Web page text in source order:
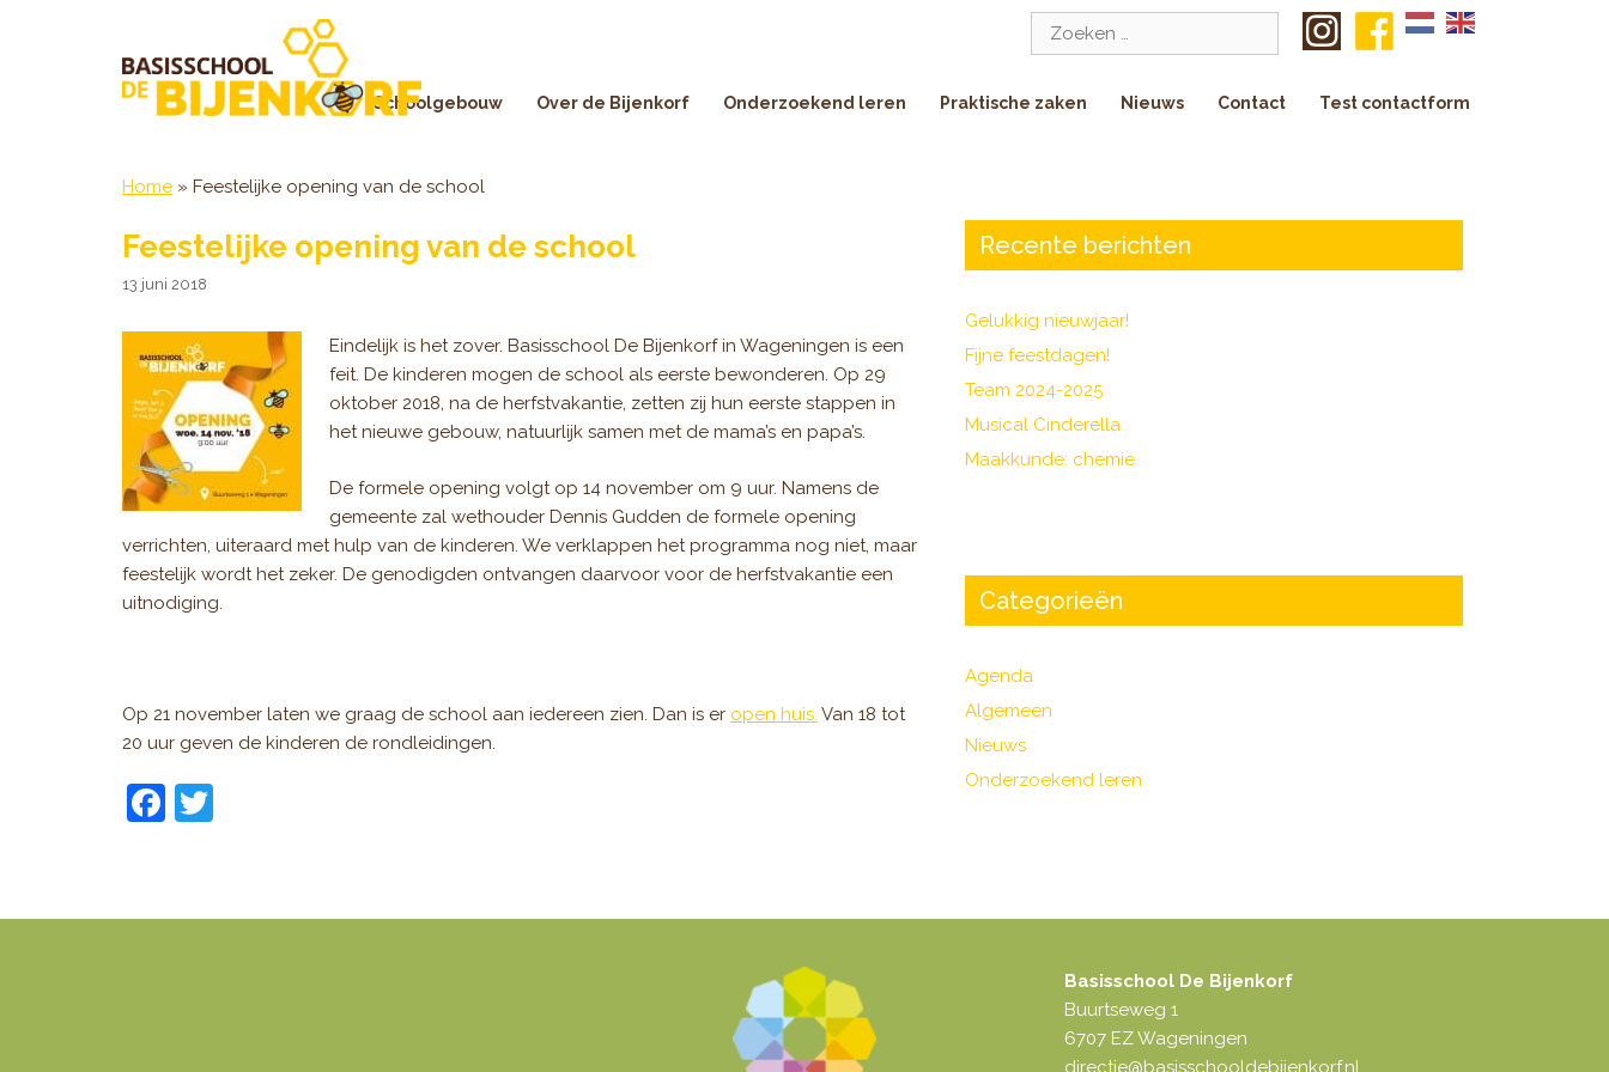
Zoek
naar:
Schoolgebouw Over de Bijenkorf Onderzoekend leren Praktische zaken Nieuws Contact Test contactform
Home » Feestelijke opening van de school
Feestelijke opening van de school
13 juni 2018
Eindelijk is het zover. Basisschool De Bijenkorf in Wageningen is een
feit. De kinderen mogen de school als eerste bewonderen. Op 29
oktober 2018, na de herfstvakantie, zetten zij hun eerste stappen in
het nieuwe gebouw, natuurlijk samen met de mama’s en papa’s.
De formele opening volgt op 14 november om 9 uur. Namens de
gemeente zal wethouder Dennis Gudden de formele opening
verrichten, uiteraard met hulp van de kinderen. We verklappen het programma nog niet, maar
feestelijk wordt het zeker. De genodigden ontvangen daarvoor voor de herfstvakantie een
uitnodiging.
Op 21 november laten we graag de school aan iedereen zien. Dan is er open huis. Van 18 tot
20 uur geven de kinderen de rondleidingen.
F
e er
Recente berichten
Gelukkig nieuwjaar!
Fijne feestdagen!
Team 2024-2025
Musical Cinderella
Maakkunde: chemie
Categorieën
Agenda
Algemeen
Nieuws
Onderzoekend leren
Basisschool De Bijenkorf
Buurtseweg 1
6707 EZ Wageningen
directie@basisschooldebijenkorf.nl